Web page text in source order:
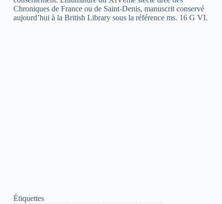
Chroniques de France ou de Saint-Denis, manuscrit conservé
aujourd’hui à la British Library sous la référence ms. 16 G VI.
Étiquettes